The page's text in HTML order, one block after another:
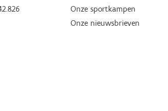
Onze sportkampen
Onze nieuwsbrieven